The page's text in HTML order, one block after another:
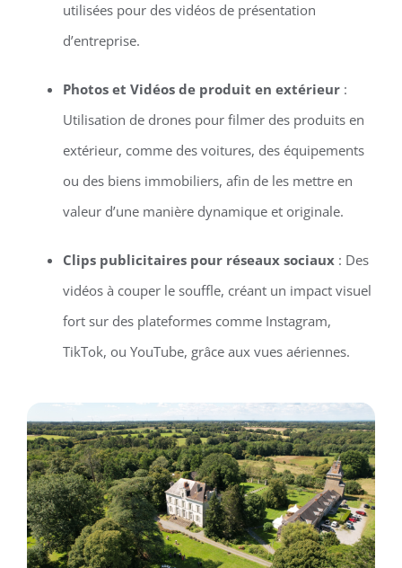
utilisées pour des vidéos de présentation
d’entreprise.
Photos et Vidéos de produit en extérieur:
Utilisation de drones pour filmer des produits en
extérieur, comme des voitures, des équipements
ou des biens immobiliers, afin de les mettre en
valeur d’une manière dynamique et originale.
Clips publicitaires pour réseaux sociaux: Des
vidéos à couper le souffle, créant un impact visuel
fort sur des plateformes comme Instagram,
TikTok, ou YouTube, grâce aux vues aériennes.